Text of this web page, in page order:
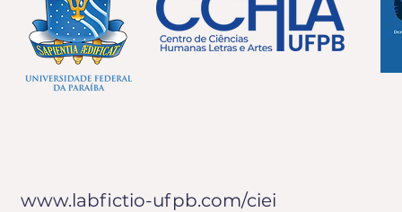
www.labfictio-ufpb.com/ciei